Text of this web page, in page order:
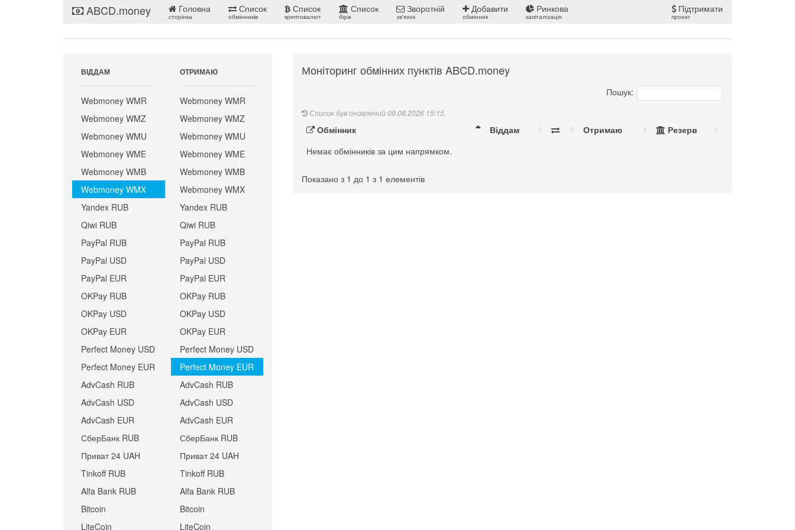
ABCD.money Головна
сторінка
Список
обмінників
Список
криптовалют
Список
бірж
Зворотній
зв'язок
Добавити
обмінник
Ринкова
капіталізація
Підтримати
проект
ВІДДАМ
Webmoney WMR
Webmoney WMZ
Webmoney WMU
Webmoney WME
Webmoney WMB
Webmoney WMX
Yandex RUB
Qiwi RUB
PayPal RUB
PayPal USD
PayPal EUR
OKPay RUB
OKPay USD
OKPay EUR
Perfect Money USD
Perfect Money EUR
AdvCash RUB
AdvCash USD
AdvCash EUR
СберБанк RUB
Приват 24 UAH
Tinkoff RUB
Alfa Bank RUB
Bitcoin
LiteCoin
ОТРИМАЮ
Webmoney WMR
Webmoney WMZ
Webmoney WMU
Webmoney WME
Webmoney WMB
Webmoney WMX
Yandex RUB
Qiwi RUB
PayPal RUB
PayPal USD
PayPal EUR
OKPay RUB
OKPay USD
OKPay EUR
Perfect Money USD
Perfect Money EUR
AdvCash RUB
AdvCash USD
AdvCash EUR
СберБанк RUB
Приват 24 UAH
Tinkoff RUB
Alfa Bank RUB
Bitcoin
LiteCoin
Моніторинг обмінних пунктів ABCD.money
Пошук:
Список був оновлений 09.08.2026 15:15.
Обмінник Віддам Отримаю
Резерв
Немає обмінників за цим напрямком.
Показано з 1 до 1 з 1 елементів